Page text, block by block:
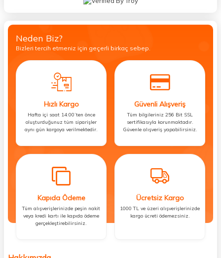
Neden Biz?
Bizleri tercih etmeniz için geçerli birkaç sebep.
Hızlı Kargo
Hafta içi saat 14:00’ten önce
oluşturduğunuz tüm siparişler
aynı gün kargoya verilmektedir.
Güvenli Alışveriş
Tüm bilgileriniz 256 Bit SSL
sertifikasıyla korunmaktadır.
Güvenle alışveriş yapabilirsiniz.
Kapıda Ödeme
Tüm alışverişlerinizde peşin nakit
veya kredi kartı ile kapıda ödeme
gerçekleştirebilirsiniz.
Ücretsiz Kargo
1000 TL ve üzeri alışverişlerinizde
kargo ücreti ödemezsiniz.